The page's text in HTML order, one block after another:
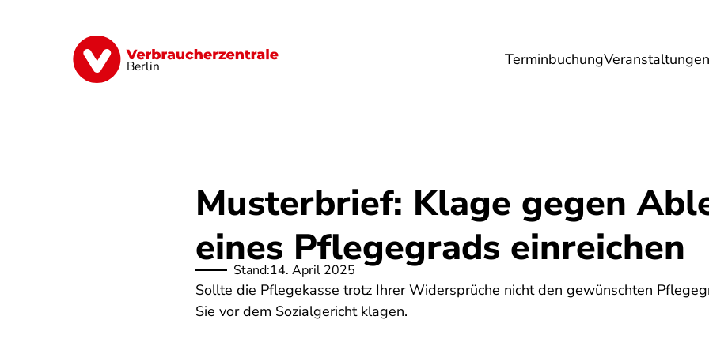
Berlin TerminbuchungVeranstaltungen
Finanzen Digitales Lebensmittel Gesundheit Energie
Musterbrief: Klage gegen
eines Pflegegrads einreichen
Stand:14. April 2025
Sollte die Pflegekasse trotz Ihrer Widersprüche nicht den gewünschten
Sie vor dem Sozialgericht klagen.